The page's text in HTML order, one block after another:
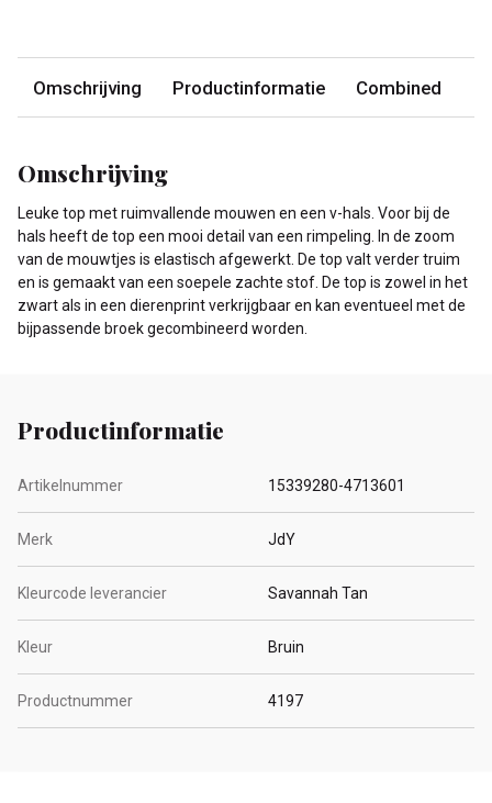
Omschrijving Productinformatie Combined
Omschrijving
Leuke top met ruimvallende mouwen en een v-hals. Voor bij de
hals heeft de top een mooi detail van een rimpeling. In de zoom
van de mouwtjes is elastisch afgewerkt. De top valt verder truim
en is gemaakt van een soepele zachte stof. De top is zowel in het
zwart als in een dierenprint verkrijgbaar en kan eventueel met de
bijpassende broek gecombineerd worden.
Productinformatie
Artikelnummer 15339280-4713601
Merk JdY
Kleurcode leverancier Savannah Tan
Kleur Bruin
Productnummer 4197